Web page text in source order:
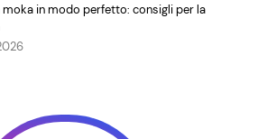
moka in modo perfetto: consigli per la